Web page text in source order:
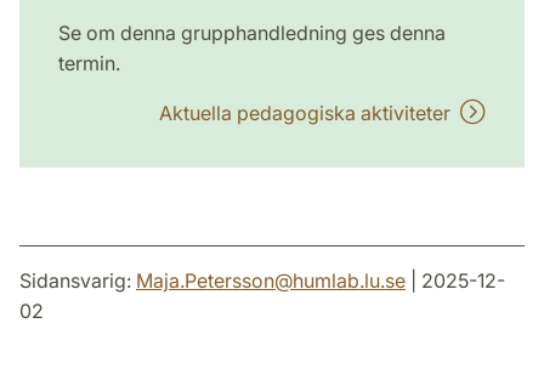
Se om denna grupphandledning ges denna
termin.
Aktuella pedagogiska aktiviteter
Sidansvarig: Maja.Petersson@humlab.lu.se | 2025-12-
02